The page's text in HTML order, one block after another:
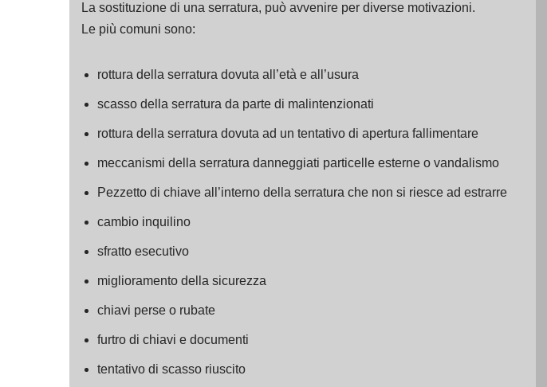
La sostituzione di una serratura, può avvenire per diverse motivazioni.
Le più comuni sono:
rottura della serratura dovuta all’età e all’usura
scasso della serratura da parte di malintenzionati
rottura della serratura dovuta ad un tentativo di apertura fallimentare
meccanismi della serratura danneggiati particelle esterne o vandalismo
Pezzetto di chiave all’interno della serratura che non si riesce ad estrarre
cambio inquilino
sfratto esecutivo
miglioramento della sicurezza
chiavi perse o rubate
furtro di chiavi e documenti
tentativo di scasso riuscito